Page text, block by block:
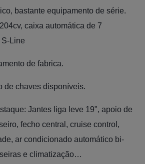
bastante equipamento de série.
caixa automática de 7
Line
de fabrica.
de chaves disponíveis.
Jantes liga leve 19", apoio de
fecho central, cruise control,
ar condicionado automático bi-
e climatização…